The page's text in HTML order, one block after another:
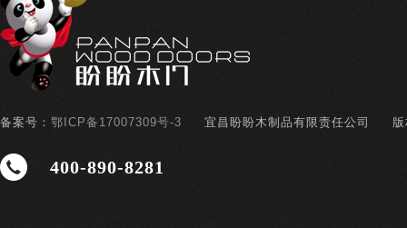
备案号： 鄂ICP备17007309号-3 宜昌盼盼木制品有限责任公司
400-890-8281